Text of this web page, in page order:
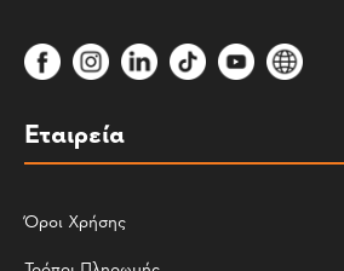
Εταιρεία
Όροι Χρήσης